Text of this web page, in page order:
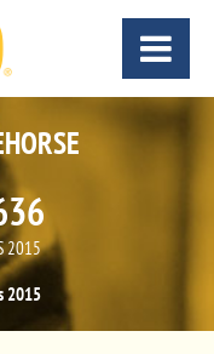
2015
2015